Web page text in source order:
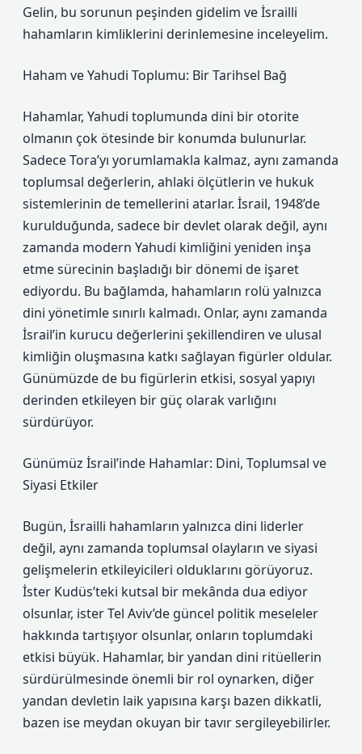
Gelin, bu sorunun peşinden gidelim ve İsrailli
hahamların kimliklerini derinlemesine inceleyelim.
Haham ve Yahudi Toplumu: Bir Tarihsel Bağ
Hahamlar, Yahudi toplumunda dini bir otorite
olmanın çok ötesinde bir konumda bulunurlar.
Sadece Tora’yı yorumlamakla kalmaz, aynı zamanda
toplumsal değerlerin, ahlaki ölçütlerin ve hukuk
sistemlerinin de temellerini atarlar. İsrail, 1948’de
kurulduğunda, sadece bir devlet olarak değil, aynı
zamanda modern Yahudi kimliğini yeniden inşa
etme sürecinin başladığı bir dönemi de işaret
ediyordu. Bu bağlamda, hahamların rolü yalnızca
dini yönetimle sınırlı kalmadı. Onlar, aynı zamanda
İsrail’in kurucu değerlerini şekillendiren ve ulusal
kimliğin oluşmasına katkı sağlayan figürler oldular.
Günümüzde de bu figürlerin etkisi, sosyal yapıyı
derinden etkileyen bir güç olarak varlığını
sürdürüyor.
Günümüz İsrail’inde Hahamlar: Dini, Toplumsal ve
Siyasi Etkiler
Bugün, İsrailli hahamların yalnızca dini liderler
değil, aynı zamanda toplumsal olayların ve siyasi
gelişmelerin etkileyicileri olduklarını görüyoruz.
İster Kudüs’teki kutsal bir mekânda dua ediyor
olsunlar, ister Tel Aviv’de güncel politik meseleler
hakkında tartışıyor olsunlar, onların toplumdaki
etkisi büyük. Hahamlar, bir yandan dini ritüellerin
sürdürülmesinde önemli bir rol oynarken, diğer
yandan devletin laik yapısına karşı bazen dikkatli,
bazen ise meydan okuyan bir tavır sergileyebilirler.